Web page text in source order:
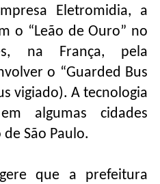
Eletromidia, a
o “Leão de Ouro” no
na França, pela
o “Guarded Bus
vigiado). A tecnologia
algumas cidades
São Paulo.
que a prefeitura